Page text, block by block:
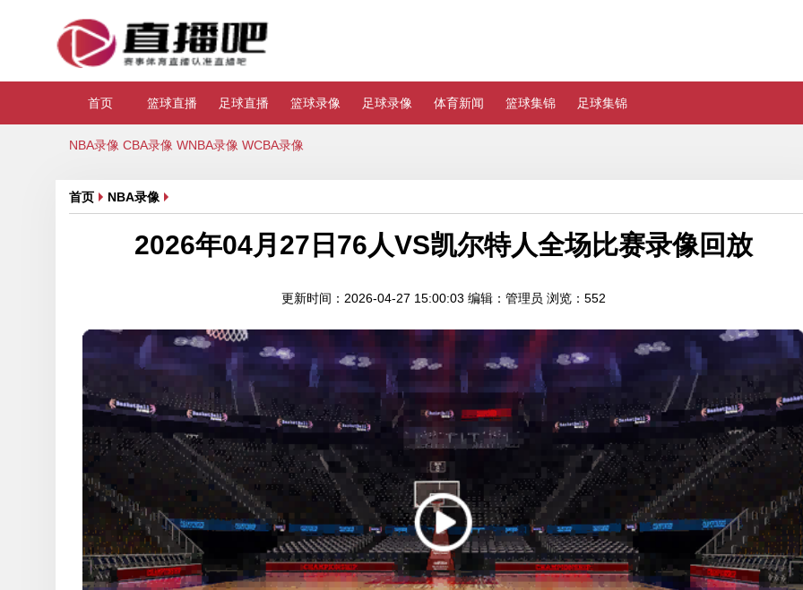
首页 篮球直播 足球直播 篮球录像 足球录像 体育新闻 篮球集锦 足球集锦
NBA录像 CBA录像 WNBA录像 WCBA录像
首页 NBA录像
2026年04月27日76人VS凯尔特人全场比赛录像回放
更新时间：2026-04-27 15:00:03 编辑：管理员 浏览：552